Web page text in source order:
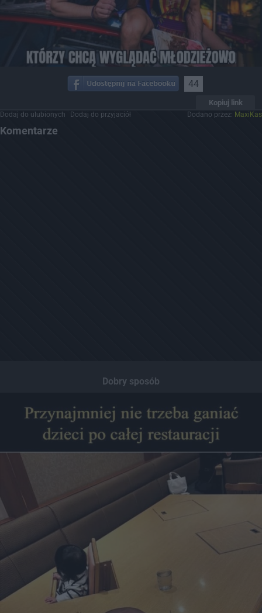
44
Kopiuj link
Dodaj do ulubionych Dodaj do przyjaciół Dodano przez: MaxiKas
Komentarze
Dobry sposób